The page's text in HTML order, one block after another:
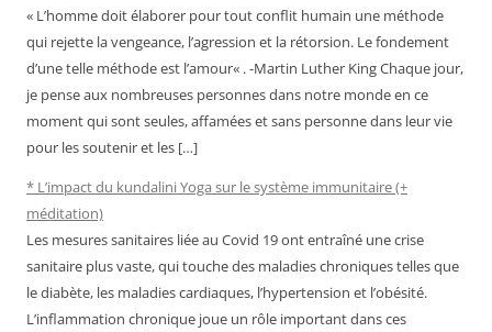
« L’homme doit élaborer pour tout conflit humain une méthode
qui rejette la vengeance, l’agression et la rétorsion. Le fondement
d’une telle méthode est l’amour« . -Martin Luther King Chaque jour,
je pense aux nombreuses personnes dans notre monde en ce
moment qui sont seules, affamées et sans personne dans leur vie
pour les soutenir et les […]
* L’impact du kundalini Yoga sur le système immunitaire (+
méditation)
Les mesures sanitaires liée au Covid 19 ont entraîné une crise
sanitaire plus vaste, qui touche des maladies chroniques telles que
le diabète, les maladies cardiaques, l’hypertension et l’obésité.
L’inflammation chronique joue un rôle important dans ces